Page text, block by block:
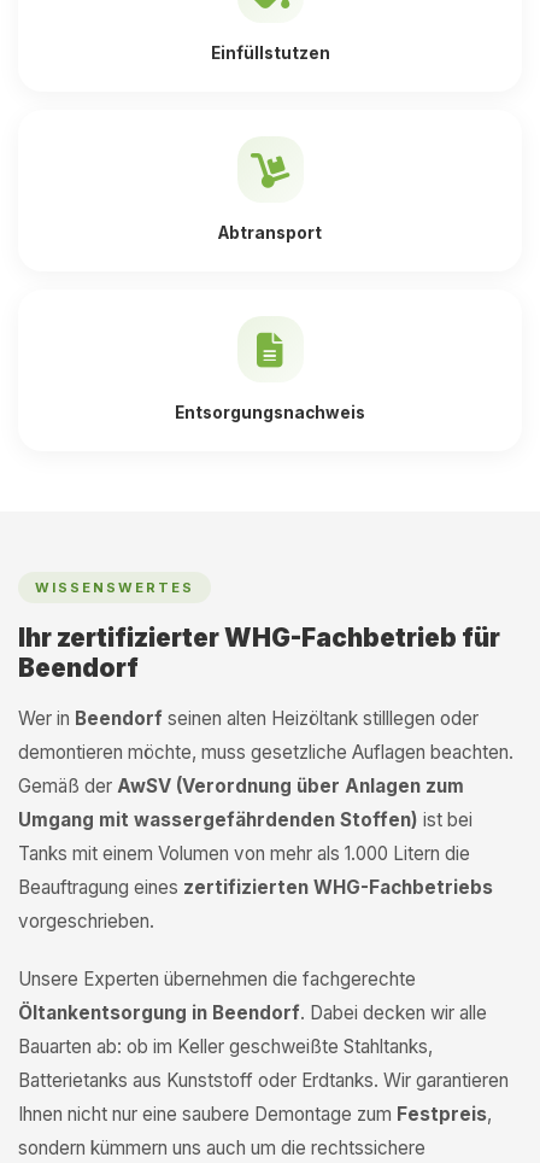
Einfüllstutzen
Abtransport
Entsorgungsnachweis
WISSENSWERTES
Ihr zertifizierter WHG-Fachbetrieb für
Beendorf
Wer in Beendorf seinen alten Heizöltank stilllegen oder
demontieren möchte, muss gesetzliche Auflagen beachten.
Gemäß der AwSV (Verordnung über Anlagen zum
Umgang mit wassergefährdenden Stoffen) ist bei
Tanks mit einem Volumen von mehr als 1.000 Litern die
Beauftragung eines zertifizierten WHG-Fachbetriebs
vorgeschrieben.
Unsere Experten übernehmen die fachgerechte
Öltankentsorgung in Beendorf. Dabei decken wir alle
Bauarten ab: ob im Keller geschweißte Stahltanks,
Batterietanks aus Kunststoff oder Erdtanks. Wir garantieren
Ihnen nicht nur eine saubere Demontage zum Festpreis,
sondern kümmern uns auch um die rechtssichere